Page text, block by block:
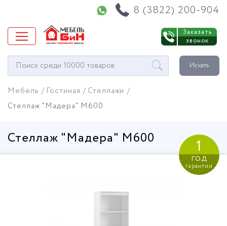
8 (3822) 200-904
Заказать
звонок
Окно
поиска
Искать
Мебель Гостиная
Стеллажи
Стеллаж "Мадера" М600
Стеллаж "Мадера" М600 1
год
гарантии